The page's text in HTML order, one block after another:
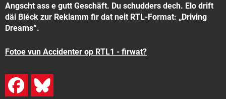
Angscht ass e gutt Geschäft. Du schudders dech. Elo drift
däi Bléck zur Reklamm fir dat neit RTL-Format: „Driving
Dreams“.
Fotoe vun Accidenter op RTL1 - firwat?